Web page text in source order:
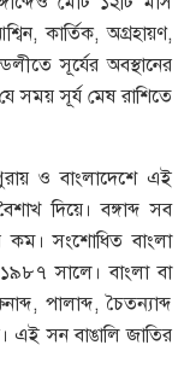
কার্তিক, অগ্রহায়ণ,
সূর্যের অবস্থানের
সময় সূর্য মেষ রাশিতে
ও বাংলাদেশে এই
দিয়ে। বঙ্গাব্দ সব
কম। সংশোধিত বাংলা
সালে। বাংলা বা
পালাব্দ, চৈতন্যাব্দ
এই সন বাঙালি জাতির